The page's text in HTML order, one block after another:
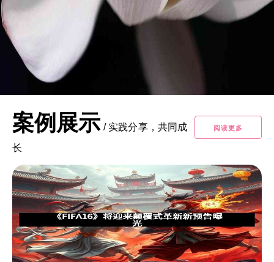
案例展示 / 实践分享，共同成
长
阅读更多